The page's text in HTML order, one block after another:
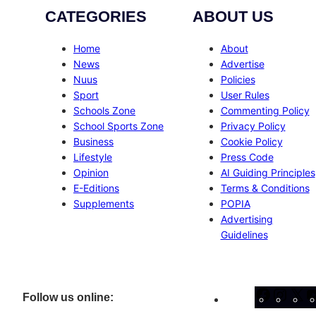
CATEGORIES
Home
News
Nuus
Sport
Schools Zone
School Sports Zone
Business
Lifestyle
Opinion
E-Editions
Supplements
ABOUT US
About
Advertise
Policies
User Rules
Commenting Policy
Privacy Policy
Cookie Policy
Press Code
AI Guiding Principles
Terms & Conditions
POPIA
Advertising
Guidelines
Follow us online: Facebook
X